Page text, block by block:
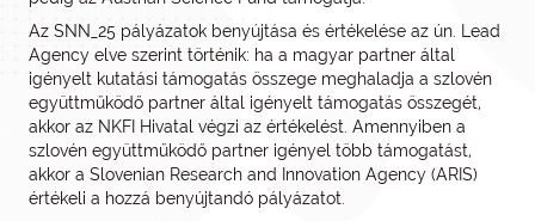
Az SNN_25 pályázatok benyújtása és értékelése az ún. Lead
Agency elve szerint történik: ha a magyar partner által
igényelt kutatási támogatás összege meghaladja a szlovén
együttműködő partner által igényelt támogatás összegét,
akkor az NKFI Hivatal végzi az értékelést. Amennyiben a
szlovén együttműködő partner igényel több támogatást,
akkor a Slovenian Research and Innovation Agency (ARIS)
értékeli a hozzá benyújtandó pályázatot.